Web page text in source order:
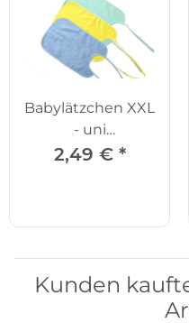
Babylätzchen XXL
- uni
grün/gelb/blau
2,49 € *
Kunden